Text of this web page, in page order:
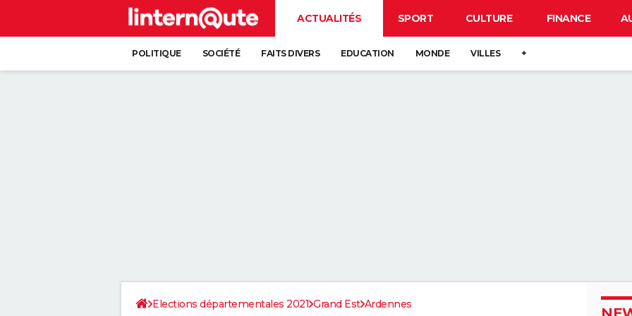
ACTUALITÉS SPORT CULTURE FINANCE
POLITIQUE SOCIÉTÉ FAITS DIVERS EDUCATION MONDE VILLES +
Elections départementales 2021 Grand Est Ardennes